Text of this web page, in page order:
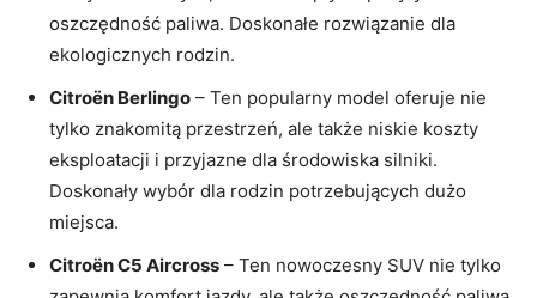
oszczędność paliwa. Doskonałe rozwiązanie dla⁣
ekologicznych rodzin.
Citroën Berlingo – Ten popularny model ​oferuje nie⁣
tylko znakomitą przestrzeń, ale także niskie koszty
eksploatacji i przyjazne dla środowiska silniki.
Doskonały⁢ wybór dla rodzin potrzebujących ⁣dużo
miejsca.
Citroën C5 Aircross – Ten nowoczesny SUV nie tylko